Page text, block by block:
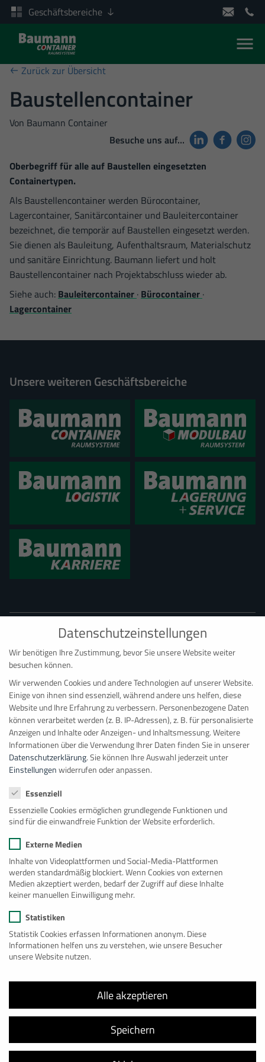
Zum Inhalt springen
Geschäftsbereiche
Zurück zur Übersicht
Baustellencontainer
Von Baumann Container
Besuche uns auf…
Oberbegriff für alle auf Baustellen eingesetzten
Containertypen.
Als Baustellencontainer werden Bürocontainer,
Lagercontainer, Sanitärcontainer und Bauleitercontainer
bezeichnet, die temporär auf Baustellen eingesetzt werden.
Sie dienen als Bauleitung, Aufenthaltsraum, Materialschutz
und sanitäre Einrichtung. Baumann liefert und holt
Baustellencontainer nach Projektabschluss wieder ab.
Siehe auch: Bauleitercontainer · Bürocontainer ·
Lagercontainer
Unsere weiteren Geschäftsbereiche
BAUMANN CONTAINER RAUMSYSTEME
Hauptdepot Bonn
Ernst-Robert-Curtius-Straße 4
D–53117Bonn
+49 228 98 98 081
info@baumanncontainer.de
Übersicht
Bau
Büro
Wohnen
Lager
Sanitär
See
Großanlagen
Gebraucht
Datenschutzeinstellungen
Wir benötigen Ihre Zustimmung, bevor Sie unsere Website weiter
besuchen können.
Wir verwenden Cookies und andere Technologien auf unserer Website.
Einige von ihnen sind essenziell, während andere uns helfen, diese
Website und Ihre Erfahrung zu verbessern. Personenbezogene Daten
können verarbeitet werden (z. B. IP-Adressen), z. B. für personalisierte
Anzeigen und Inhalte oder Anzeigen- und Inhaltsmessung.Weitere
Informationen über die Verwendung Ihrer Daten finden Sie in unserer
Datenschutzerklärung.Sie können Ihre Auswahl jederzeit unter
Einstellungenwiderrufen oder anpassen.
Essenziell
Essenzielle Cookies ermöglichen grundlegende Funktionen und
sind für die einwandfreie Funktion der Website erforderlich.
Externe Medien
Inhalte von Videoplattformen und Social-Media-Plattformen
werden standardmäßig blockiert. Wenn Cookies von externen
Medien akzeptiert werden, bedarf der Zugriff auf diese Inhalte
keiner manuellen Einwilligung mehr.
Statistiken
Statistik Cookies erfassen Informationen anonym. Diese
Informationen helfen uns zu verstehen, wie unsere Besucher
unsere Website nutzen.
Alle akzeptieren
Speichern